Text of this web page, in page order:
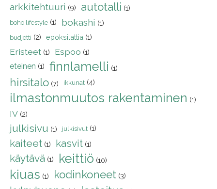
arkkitehtuuri (9) autotalli (1)
boho lifestyle (1) bokashi (1)
budjetti (2) epoksilattia (1)
Eristeet (1) Espoo (1)
eteinen (1) finnlamelli (1)
hirsitalo (7) ikkunat (4)
ilmastonmuutos rakentaminen (1)
IV (2)
julkisivu (1) julkisivut (1)
kaiteet (1) kasvit (1)
käytävä (1) keittiö (10)
kiuas (1) kodinkoneet (3)